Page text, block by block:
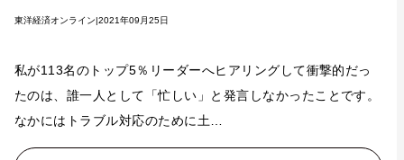
東洋経済オンライン|2021年09月25日
私が113名のトップ5％リーダーへヒアリングして衝撃的だっ
たのは、誰一人として「忙しい」と発言しなかったことです。
なかにはトラブル対応のために土…